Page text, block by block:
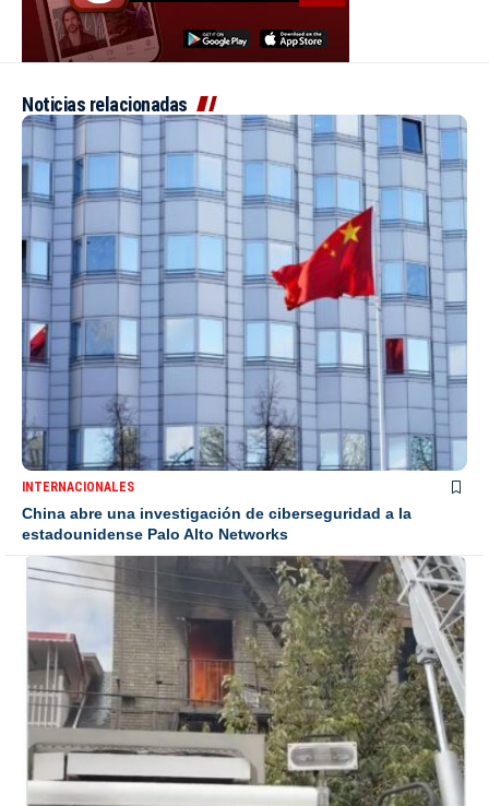
Noticias relacionadas
INTERNACIONALES
China abre una investigación de ciberseguridad a la
estadounidense Palo Alto Networks